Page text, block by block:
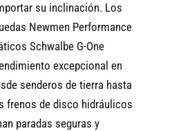
su inclinación. Los
Newmen Performance
Schwalbe G-One
excepcional en
senderos de tierra hasta
frenos de disco hidráulicos
paradas seguras y